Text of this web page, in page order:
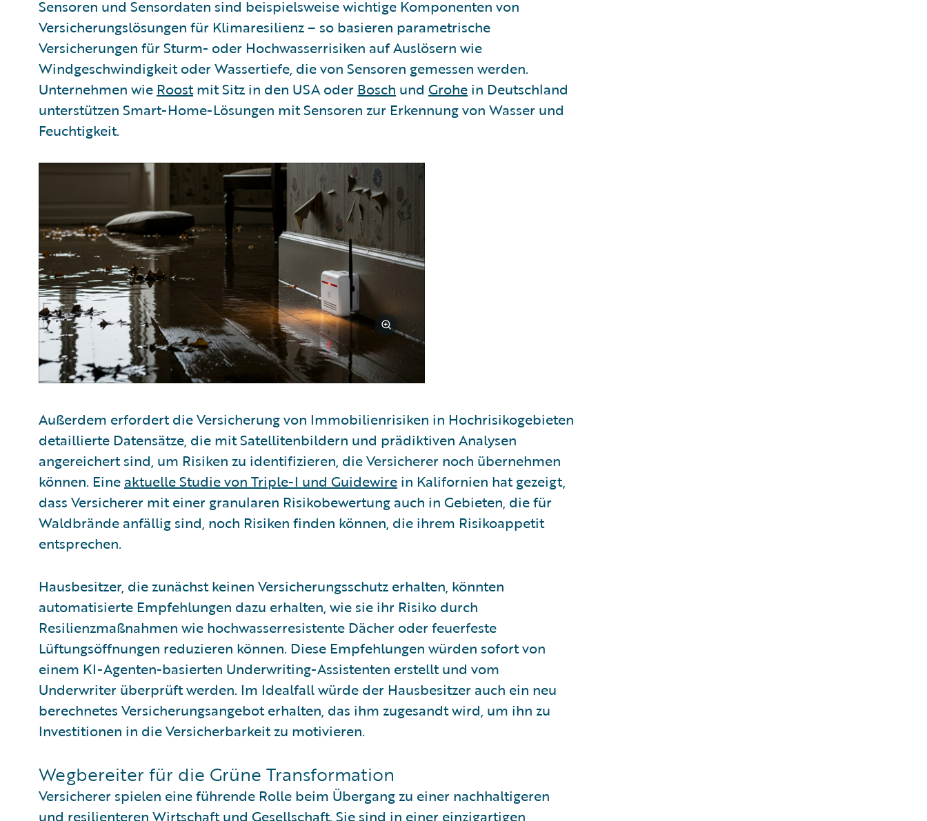
Sensoren und Sensordaten sind beispielsweise wichtige Komponenten von
Versicherungslösungen für Klimaresilienz – so basieren parametrische
Versicherungen für Sturm- oder Hochwasserrisiken auf Auslösern wie
Windgeschwindigkeit oder Wassertiefe, die von Sensoren gemessen werden.
Unternehmen wie Roostmit Sitz in den USA oder Bosch und Grohe in Deutschland
unterstützen Smart-Home-Lösungen mit Sensoren zur Erkennung von Wasser und
Feuchtigkeit.
Außerdem erfordert die Versicherung von Immobilienrisiken in Hochrisikogebieten
detaillierte Datensätze, die mit Satellitenbildern und prädiktiven Analysen
angereichert sind, um Risiken zu identifizieren, die Versicherer noch übernehmen
können. Eine aktuelle Studie von Triple-I und Guidewire in Kalifornien hat gezeigt,
dass Versicherer mit einer granularen Risikobewertung auch in Gebieten, die für
Waldbrände anfällig sind, noch Risiken finden können, die ihrem Risikoappetit
entsprechen.
Hausbesitzer, die zunächst keinen Versicherungsschutz erhalten, könnten
automatisierte Empfehlungen dazu erhalten, wie sie ihr Risiko durch
Resilienzmaßnahmen wie hochwasserresistente Dächer oder feuerfeste
Lüftungsöffnungen reduzieren können. Diese Empfehlungen würden sofort von
einem KI-Agenten-basierten Underwriting-Assistenten erstellt und vom
Underwriter überprüft werden. Im Idealfall würde der Hausbesitzer auch ein neu
berechnetes Versicherungsangebot erhalten, das ihm zugesandt wird, um ihn zu
Investitionen in die Versicherbarkeit zu motivieren.
Wegbereiter für die Grüne Transformation
Versicherer spielen eine führende Rolle beim Übergang zu einer nachhaltigeren
und resilienteren Wirtschaft und Gesellschaft. Sie sind in einer einzigartigen